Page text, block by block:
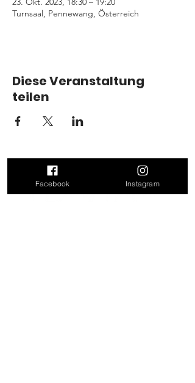
Turnsaal, Pennewang, Österreich
Diese Veranstaltung
teilen
Facebook Instagram